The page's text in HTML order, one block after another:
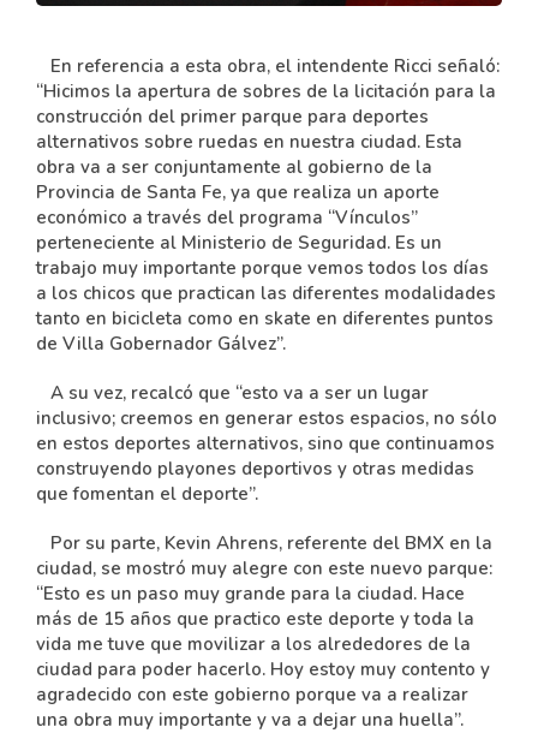
En referencia a esta obra, el intendente Ricci señaló:
“Hicimos la apertura de sobres de la licitación para la
construcción del primer parque para deportes
alternativos sobre ruedas en nuestra ciudad. Esta
obra va a ser conjuntamente al gobierno de la
Provincia de Santa Fe, ya que realiza un aporte
económico a través del programa “Vínculos”
perteneciente al Ministerio de Seguridad. Es un
trabajo muy importante porque vemos todos los días
a los chicos que practican las diferentes modalidades
tanto en bicicleta como en skate en diferentes puntos
de Villa Gobernador Gálvez”.
A su vez, recalcó que “esto va a ser un lugar
inclusivo; creemos en generar estos espacios, no sólo
en estos deportes alternativos, sino que continuamos
construyendo playones deportivos y otras medidas
que fomentan el deporte”.
Por su parte, Kevin Ahrens, referente del BMX en la
ciudad, se mostró muy alegre con este nuevo parque:
“Esto es un paso muy grande para la ciudad. Hace
más de 15 años que practico este deporte y toda la
vida me tuve que movilizar a los alrededores de la
ciudad para poder hacerlo. Hoy estoy muy contento y
agradecido con este gobierno porque va a realizar
una obra muy importante y va a dejar una huella”.